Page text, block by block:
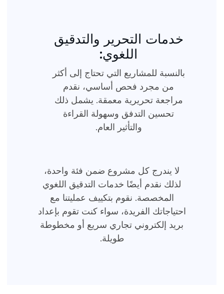
خدمات التحرير والتدقيق
اللغوي:
بالنسبة للمشاريع التي تحتاج إلى أكثر
من مجرد فحص أساسي، نقدم
مراجعة تحريرية معمقة. يشمل ذلك
تحسين التدفق وسهولة القراءة
والتأثير العام.
لا يندرج كل مشروع ضمن فئة واحدة،
لذلك نقدم أيضًا خدمات التدقيق اللغوي
المخصصة. نقوم بتكييف عمليتنا مع
احتياجاتك الفريدة، سواء كنت تقوم بإعداد
بريد إلكتروني تجاري سريع أو مخطوطة
طويلة.